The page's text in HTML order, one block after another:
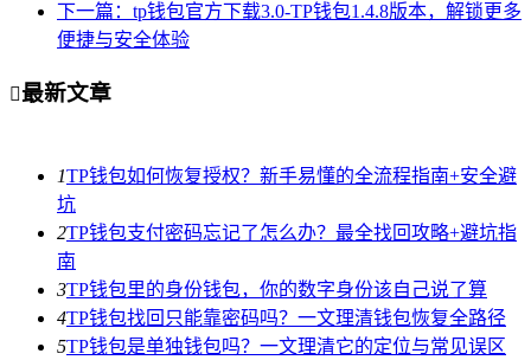
下一篇：tp钱包官方下载3.0-TP钱包1.4.8版本，解锁更多
便捷与安全体验
最新文章
1TP钱包如何恢复授权？新手易懂的全流程指南+安全避
坑
2TP钱包支付密码忘记了怎么办？最全找回攻略+避坑指
南
3TP钱包里的身份钱包，你的数字身份该自己说了算
4TP钱包找回只能靠密码吗？一文理清钱包恢复全路径
5TP钱包是单独钱包吗？一文理清它的定位与常见误区